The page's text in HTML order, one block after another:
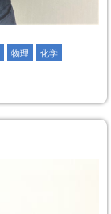
物理 化学